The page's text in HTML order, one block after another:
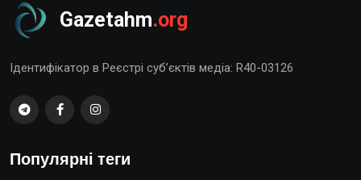
Gazetahm.org
Ідентифікатор в Реєстрі суб’єктів медіа: R40-03126
Популярні теги